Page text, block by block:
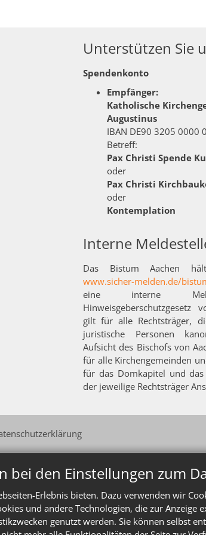
bei den Einstellungen zum
Erlebnis bieten. Dazu verwenden wir
und andere Technologien, die zur
genutzt werden. Sie können selbst
Unterstützen Sie
Spendenkonto
Empfänger:
Katholische
Augustinus
IBAN DE90 3205 0000
Betreff:
Pax Christi Spende
oder
Pax Christi
oder
Kontemplation
Interne
Das Bistum Aachen
www.sicher-melden.de/
eine interne
Hinweisgeberschutzgesetz
gilt für alle Rechtsträger,
juristische Personen
Aufsicht des Bischofs von
für alle Kirchengemeinden
für das Domkapitel und
der jeweilige Rechtsträger